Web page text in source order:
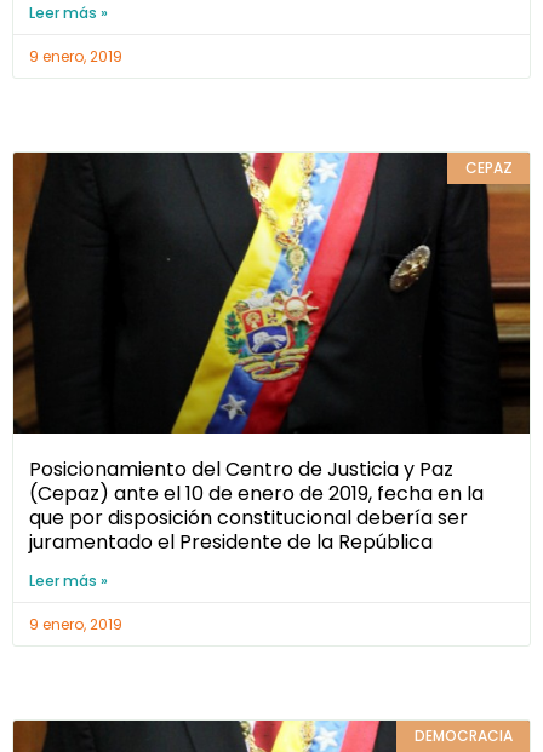
Leer más »
9 enero, 2019
CEPAZ
Posicionamiento del Centro de Justicia y Paz
(Cepaz) ante el 10 de enero de 2019, fecha en la
que por disposición constitucional debería ser
juramentado el Presidente de la República
Leer más »
9 enero, 2019
DEMOCRACIA